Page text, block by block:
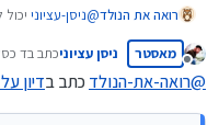
רואה את הנולד@ניסן-עציוני
אלף שקל על
מנותק
מאסטר ניסן עציוניכתב בד נערך
@רואה-את-הנולדכתב בדיון